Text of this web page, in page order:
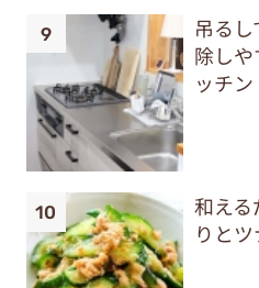
吊る
除し
ッチン
和える
りと